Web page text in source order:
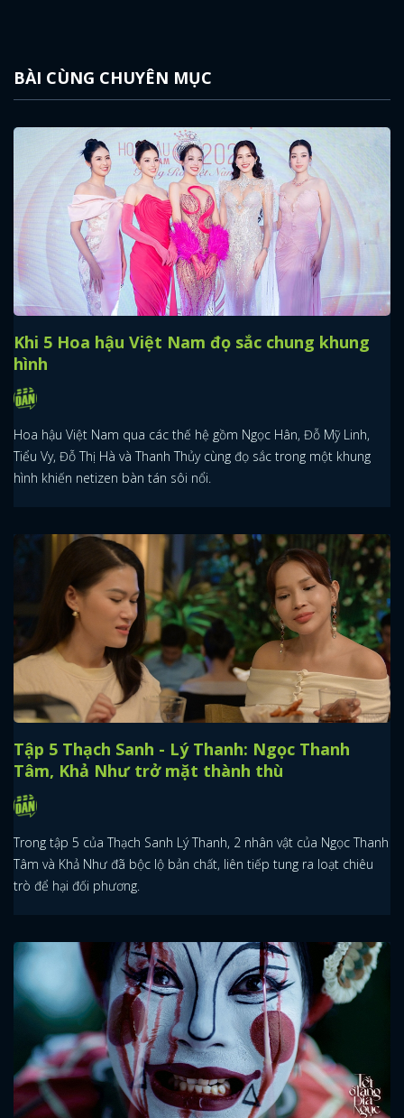
BÀI CÙNG CHUYÊN MỤC
Khi 5 Hoa hậu Việt Nam đọ sắc chung khung
hình
Hoa hậu Việt Nam qua các thế hệ gồm Ngọc Hân, Đỗ Mỹ Linh,
Tiểu Vy, Đỗ Thị Hà và Thanh Thủy cùng đọ sắc trong một khung
hình khiến netizen bàn tán sôi nổi.
Tập 5 Thạch Sanh - Lý Thanh: Ngọc Thanh
Tâm, Khả Như trở mặt thành thù
Trong tập 5 của Thạch Sanh Lý Thanh, 2 nhân vật của Ngọc Thanh
Tâm và Khả Như đã bộc lộ bản chất, liên tiếp tung ra loạt chiêu
trò để hại đối phương.